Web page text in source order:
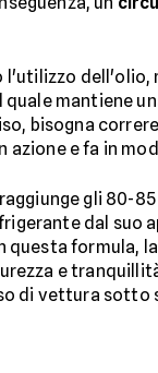
l'utilizzo
mantiene
bisogna
azione e fa in
gli 80-85
dal suo
questa formula,
e
di vettura sotto